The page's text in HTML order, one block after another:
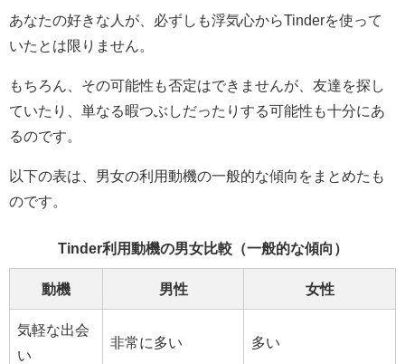
あなたの好きな人が、必ずしも浮気心からTinderを使って
いたとは限りません。
もちろん、その可能性も否定はできませんが、友達を探し
ていたり、単なる暇つぶしだったりする可能性も十分にあ
るのです。
以下の表は、男女の利用動機の一般的な傾向をまとめたも
のです。
Tinder利用動機の男女比較（一般的な傾向）
動機 男性 女性
気軽な出会
い
非常に多い 多い